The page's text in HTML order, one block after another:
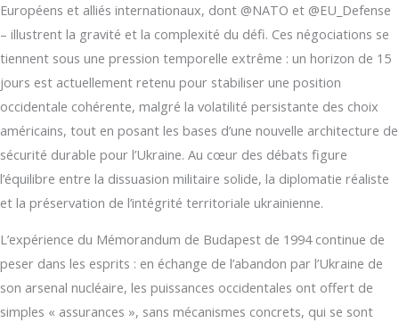
Européens et alliés internationaux, dont @NATO et @EU_Defense
– illustrent la gravité et la complexité du défi. Ces négociations se
tiennent sous une pression temporelle extrême : un horizon de 15
jours est actuellement retenu pour stabiliser une position
occidentale cohérente, malgré la volatilité persistante des choix
américains, tout en posant les bases d’une nouvelle architecture de
sécurité durable pour l’Ukraine. Au cœur des débats figure
l’équilibre entre la dissuasion militaire solide, la diplomatie réaliste
et la préservation de l’intégrité territoriale ukrainienne.
L’expérience du Mémorandum de Budapest de 1994 continue de
peser dans les esprits : en échange de l’abandon par l’Ukraine de
son arsenal nucléaire, les puissances occidentales ont offert de
simples « assurances », sans mécanismes concrets, qui se sont